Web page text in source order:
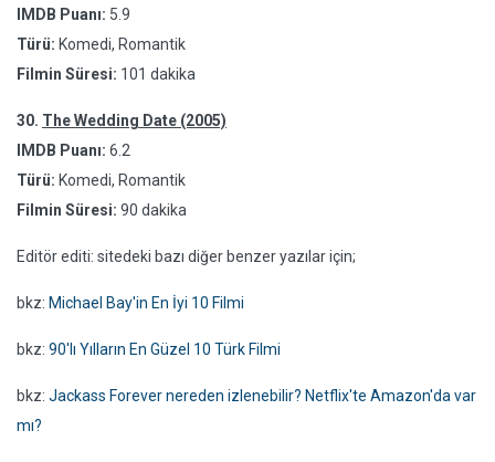
IMDB Puanı: 5.9
Türü: Komedi, Romantik
Filmin Süresi: 101 dakika
30. The Wedding Date (2005)
IMDB Puanı: 6.2
Türü: Komedi, Romantik
Filmin Süresi: 90 dakika
Editör editi: sitedeki bazı diğer benzer yazılar için;
bkz: Michael Bay'in En İyi 10 Filmi
bkz: 90'lı Yılların En Güzel 10 Türk Filmi
bkz: Jackass Forever nereden izlenebilir? Netflix'te Amazon'da var
mı?